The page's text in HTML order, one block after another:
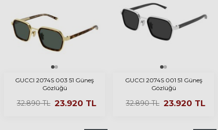
GUCCI 2074S 003 51 Güneş
Gözlüğü
32.890TL 23.920 TL
GUCCI 2074S 001 51 Güneş
Gözlüğü
32.890TL 23.920 TL